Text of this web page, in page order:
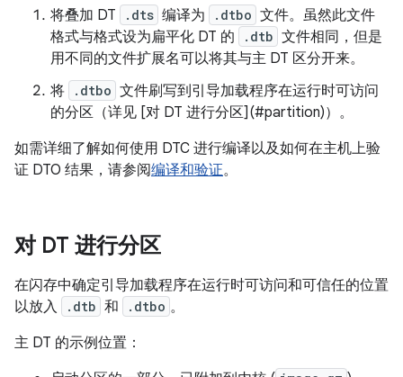
将叠加 DT
.dts 编译为 .dtbo 文件。虽然此文件
格式与格式设为扁平化 DT 的
.dtb 文件相同，但是
用不同的文件扩展名可以将其与主 DT 区分开来。
将
.dtbo 文件刷写到引导加载程序在运行时可访问
的分区（详见 [对 DT 进行分区](#partition)）。
如需详细了解如何使用 DTC 进行编译以及如何在主机上验
证 DTO 结果，请参阅编译和验证。
对 DT 进行分区
在闪存中确定引导加载程序在运行时可访问和可信任的位置
以放入
.dtb 和 .dtbo 。
主 DT 的示例位置：